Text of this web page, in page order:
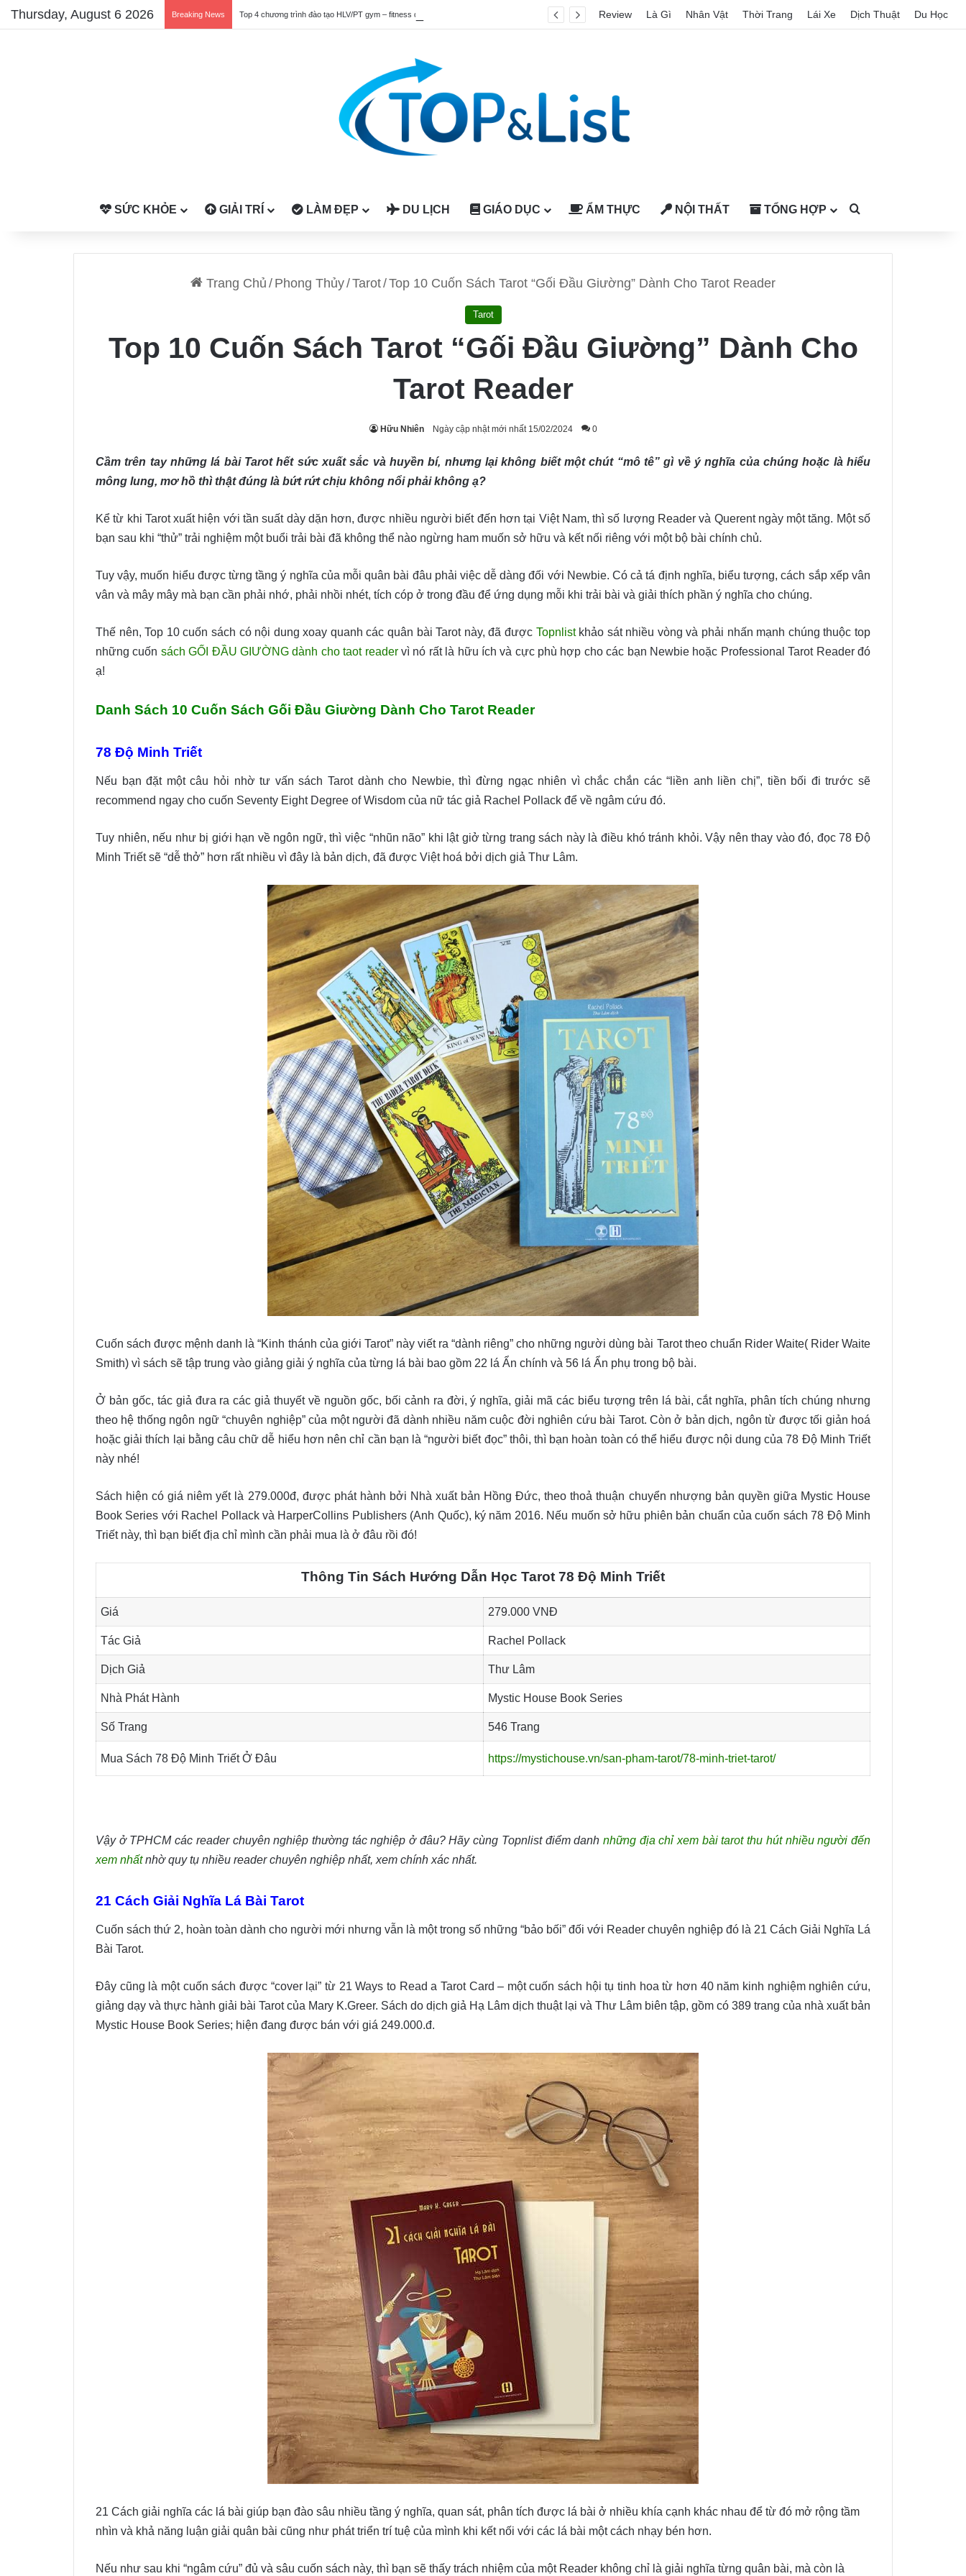
Thursday, August 6 2026 Breaking News Review Là Gì Nhân Vật Thời Trang Lái Xe Dịch Thuật Du Học
SỨC KHỎE GIẢI TRÍ LÀM ĐẸP DU LỊCH GIÁO DỤC ẨM THỰC NỘI THẤT TỔNG HỢP
Trang Chủ / Phong Thủy/Tarot/Top 10 Cuốn Sách Tarot “Gối Đầu Giường” Dành Cho Tarot Reader
Tarot
Top 10 Cuốn Sách Tarot “Gối Đầu Giường” Dành Cho
Tarot Reader
Hữu Nhiên Ngày cập nhật mới nhất 15/02/2024 0
Cầm trên tay những lá bài Tarot hết sức xuất sắc và huyền bí, nhưng lại không biết một chút “mô tê” gì về ý nghĩa của chúng hoặc là hiểu
mông lung, mơ hồ thì thật đúng là bứt rứt chịu không nổi phải không ạ?
Kể từ khi Tarot xuất hiện với tần suất dày dặn hơn, được nhiều người biết đến hơn tại Việt Nam, thì số lượng Reader và Querent ngày một tăng. Một số
bạn sau khi “thử” trải nghiệm một buổi trải bài đã không thể nào ngừng ham muốn sở hữu và kết nối riêng với một bộ bài chính chủ.
Tuy vậy, muốn hiểu được từng tầng ý nghĩa của mỗi quân bài đâu phải việc dễ dàng đối với Newbie. Có cả tá định nghĩa, biểu tượng, cách sắp xếp vân
vân và mây mây mà bạn cần phải nhớ, phải nhồi nhét, tích cóp ở trong đầu để ứng dụng mỗi khi trải bài và giải thích phần ý nghĩa cho chúng.
Thế nên, Top 10 cuốn sách có nội dung xoay quanh các quân bài Tarot này, đã được Topnlistkhảo sát nhiều vòng và phải nhấn mạnh chúng thuộc top
những cuốn sách GỐI ĐẦU GIƯỜNG dành cho taot readervì nó rất là hữu ích và cực phù hợp cho các bạn Newbie hoặc Professional Tarot Reader đó
ạ!
Danh Sách 10 Cuốn Sách Gối Đầu Giường Dành Cho Tarot Reader
78 Độ Minh Triết
Nếu bạn đặt một câu hỏi nhờ tư vấn sách Tarot dành cho Newbie, thì đừng ngạc nhiên vì chắc chắn các “liền anh liền chị”, tiền bối đi trước sẽ
recommend ngay cho cuốn Seventy Eight Degree of Wisdom của nữ tác giả Rachel Pollack để về ngâm cứu đó.
Tuy nhiên, nếu như bị giới hạn về ngôn ngữ, thì việc “nhũn não” khi lật giở từng trang sách này là điều khó tránh khỏi. Vậy nên thay vào đó, đọc 78 Độ
Minh Triết sẽ “dễ thở” hơn rất nhiều vì đây là bản dịch, đã được Việt hoá bởi dịch giả Thư Lâm.
Cuốn sách được mệnh danh là “Kinh thánh của giới Tarot” này viết ra “dành riêng” cho những người dùng bài Tarot theo chuẩn Rider Waite( Rider Waite
Smith) vì sách sẽ tập trung vào giảng giải ý nghĩa của từng lá bài bao gồm 22 lá Ẩn chính và 56 lá Ẩn phụ trong bộ bài.
Ở bản gốc, tác giả đưa ra các giả thuyết về nguồn gốc, bối cảnh ra đời, ý nghĩa, giải mã các biểu tượng trên lá bài, cắt nghĩa, phân tích chúng nhưng
theo hệ thống ngôn ngữ “chuyên nghiệp” của một người đã dành nhiều năm cuộc đời nghiên cứu bài Tarot. Còn ở bản dịch, ngôn từ được tối giản hoá
hoặc giải thích lại bằng câu chữ dễ hiểu hơn nên chỉ cần bạn là “người biết đọc” thôi, thì bạn hoàn toàn có thể hiểu được nội dung của 78 Độ Minh Triết
này nhé!
Sách hiện có giá niêm yết là 279.000đ, được phát hành bởi Nhà xuất bản Hồng Đức, theo thoả thuận chuyển nhượng bản quyền giữa Mystic House
Book Series với Rachel Pollack và HarperCollins Publishers (Anh Quốc), ký năm 2016. Nếu muốn sở hữu phiên bản chuẩn của cuốn sách 78 Độ Minh
Triết này, thì bạn biết địa chỉ mình cần phải mua là ở đâu rồi đó!
Thông Tin Sách Hướng Dẫn Học Tarot 78 Độ Minh Triết
Giá 279.000 VNĐ
Tác Giả Rachel Pollack
Dịch Giả Thư Lâm
Nhà Phát Hành Mystic House Book Series
Số Trang 546 Trang
Mua Sách 78 Độ Minh Triết Ở Đâu https://mystichouse.vn/san-pham-tarot/78-minh-triet-tarot/
Vậy ở TPHCM các reader chuyên nghiệp thường tác nghiệp ở đâu? Hãy cùng Topnlist điểm danh những địa chỉ xem bài tarot thu hút nhiều người đến
xem nhấtnhờ quy tụ nhiều reader chuyên nghiệp nhất, xem chính xác nhất.
21 Cách Giải Nghĩa Lá Bài Tarot
Cuốn sách thứ 2, hoàn toàn dành cho người mới nhưng vẫn là một trong số những “bảo bối” đối với Reader chuyên nghiệp đó là 21 Cách Giải Nghĩa Lá
Bài Tarot.
Đây cũng là một cuốn sách được “cover lại” từ 21 Ways to Read a Tarot Card – một cuốn sách hội tụ tinh hoa từ hơn 40 năm kinh nghiệm nghiên cứu,
giảng dạy và thực hành giải bài Tarot của Mary K.Greer. Sách do dịch giả Hạ Lâm dịch thuật lại và Thư Lâm biên tập, gồm có 389 trang của nhà xuất bản
Mystic House Book Series; hiện đang được bán với giá 249.000.đ.
21 Cách giải nghĩa các lá bài giúp bạn đào sâu nhiều tầng ý nghĩa, quan sát, phân tích được lá bài ở nhiều khía cạnh khác nhau để từ đó mở rộng tầm
nhìn và khả năng luận giải quân bài cũng như phát triển trí tuệ của mình khi kết nối với các lá bài một cách nhạy bén hơn.
Nếu như sau khi “ngâm cứu” đủ và sâu cuốn sách này, thì bạn sẽ thấy trách nhiệm của một Reader không chỉ là giải nghĩa từng quân bài, mà còn là